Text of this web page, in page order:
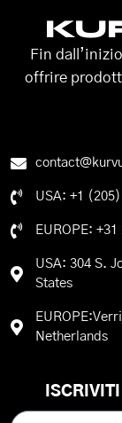
Fin
offrire
USA: +1
EUROPE: +31
USA: 304 S.
States
Netherlands